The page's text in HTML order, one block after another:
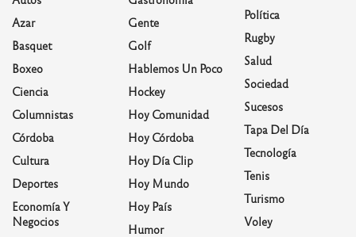
Azar
Basquet
Boxeo
Ciencia
Columnistas
Córdoba
Cultura
Deportes
Economía Y
Negocios
Gente
Golf
Hablemos Un Poco
Hockey
Hoy Comunidad
Hoy Córdoba
Hoy Día Clip
Hoy Mundo
Hoy País
Humor
Política
Rugby
Salud
Sociedad
Sucesos
Tapa Del Día
Tecnología
Tenis
Turismo
Voley